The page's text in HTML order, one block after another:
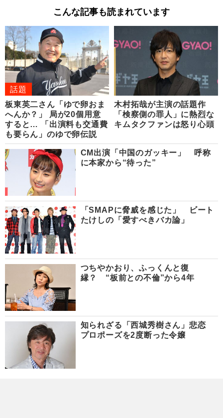
こんな記事も読まれています
話題
板東英二さん「ゆで卵おま
へんか？」 局が20個用意
すると… 「出演料も交通費
も要らん」のゆで卵伝説
木村拓哉が主演の話題作
「検察側の罪人」に熱烈な
キムタクファンは怒り心頭
CM出演「中国のガッキー」 呼称
に本家から“待った”
「SMAPに脅威を感じた」 ビート
たけしの「愛すべきバカ論」
つちやかおり、ふっくんと復
縁？ “板前との不倫”から4年
知られざる「西城秀樹さん」悲恋
プロポーズを2度断った令嬢